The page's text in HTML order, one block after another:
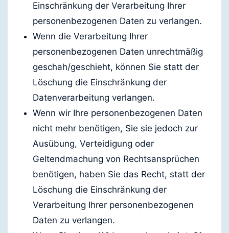
Einschränkung der Verarbeitung Ihrer
personenbezogenen Daten zu verlangen.
Wenn die Verarbeitung Ihrer
personenbezogenen Daten unrechtmäßig
geschah/geschieht, können Sie statt der
Löschung die Einschränkung der
Datenverarbeitung verlangen.
Wenn wir Ihre personenbezogenen Daten
nicht mehr benötigen, Sie sie jedoch zur
Ausübung, Verteidigung oder
Geltendmachung von Rechtsansprüchen
benötigen, haben Sie das Recht, statt der
Löschung die Einschränkung der
Verarbeitung Ihrer personenbezogenen
Daten zu verlangen.